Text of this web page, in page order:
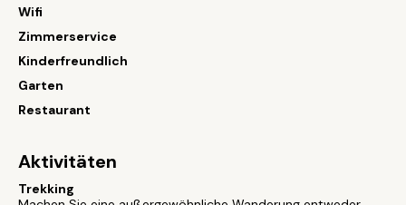
Wifi
Zimmerservice
Kinderfreundlich
Garten
Restaurant
Aktivitäten
Trekking